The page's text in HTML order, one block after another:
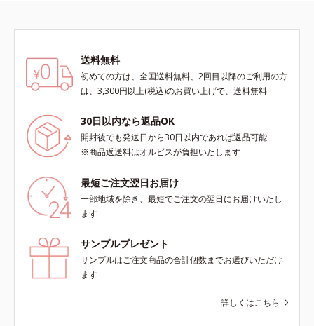
とではありません）*3 乾燥して敏
アミノ酸（ポリグルタミン酸）配合
＝乾燥を防ぎ、うるおいに満ちた肌
へ導く保湿成分、植物由来アミノ酸
え、すこやかに保つ保湿成分、微生
物由来アミノ酸（エクトイン）配合
＝乱れた角層にうるおいを与え、肌
を除くLM＝さっぱり高保湿タイプ
（脂性肌～普通肌）RM＝しっとり
高保湿タイプ（普通肌～超乾性肌）
じやすい状態のこと*4 発酵アミノ
保湿成分、植物由来アミノ酸（エル
ゴチオネイン）配合＝肌を整え、す
アミノ酸（エクトイン）配合＝乱れ
た角層にうるおいを与え、肌荒れを
防ぐ保湿成分
送料無料
初めての方は、全国送料無料、2回目以降のご利用の方
は、3,300円以上(税込)のお買い上げで、送料無料
30日以内なら返品OK
開封後でも発送日から30日以内であれば返品可能
※商品返送料はオルビスが負担いたします
最短ご注文翌日お届け
一部地域を除き、最短でご注文の翌日にお届けいたし
ます
サンプルプレゼント
サンプルはご注文商品の合計個数までお選びいただけ
ます
詳しくはこちら